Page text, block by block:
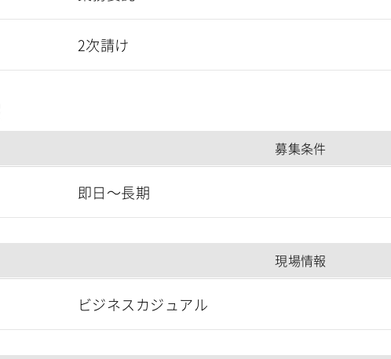
2次請け
募集条件
即日～長期
現場情報
ビジネスカジュアル